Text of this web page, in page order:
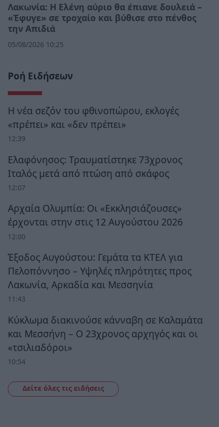
Λακωνία: Η Ελένη αύριο θα έπιανε δουλειά –
«Έφυγε» σε τροχαίο και βύθισε στο πένθος
την Απιδιά
05/08/2026 10:25
Ροή Ειδήσεων
Η νέα σεζόν του φθινοπώρου, εκλογές
«πρέπει» και «δεν πρέπει»
12:39
Ελαφόνησος: Τραυματίστηκε 73χρονος
Ιταλός μετά από πτώση από σκάφος
12:07
Αρχαία Ολυμπία: Οι «Εκκλησιάζουσες»
έρχονται στην στις 12 Αυγούστου 2026
12:00
Έξοδος Αυγούστου: Γεμάτα τα ΚΤΕΛ για
Πελοπόννησο – Υψηλές πληρότητες προς
Λακωνία, Αρκαδία και Μεσσηνία
11:43
Κύκλωμα διακινούσε κάνναβη σε Καλαμάτα
και Μεσσήνη – Ο 23χρονος αρχηγός και οι
«τσιλιαδόροι»
10:54
Δείτε όλες τις ειδήσεις